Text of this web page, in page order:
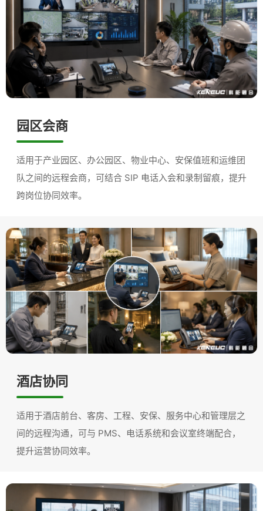
园区会商
适用于产业园区、办公园区、物业中心、安保值班和运维团
队之间的远程会商，可结合 SIP 电话入会和录制留痕，提升
跨岗位协同效率。
酒店协同
适用于酒店前台、客房、工程、安保、服务中心和管理层之
间的远程沟通，可与 PMS、电话系统和会议室终端配合，
提升运营协同效率。